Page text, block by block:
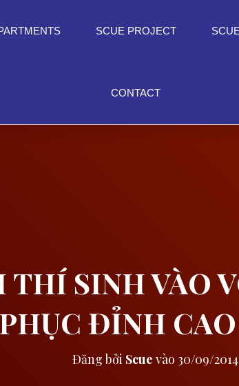
SCUE PROJECT
CONTACT
THÍ SINH VÀO
ĐỈNH
Đăng bởi Scue vào 30/09/2014